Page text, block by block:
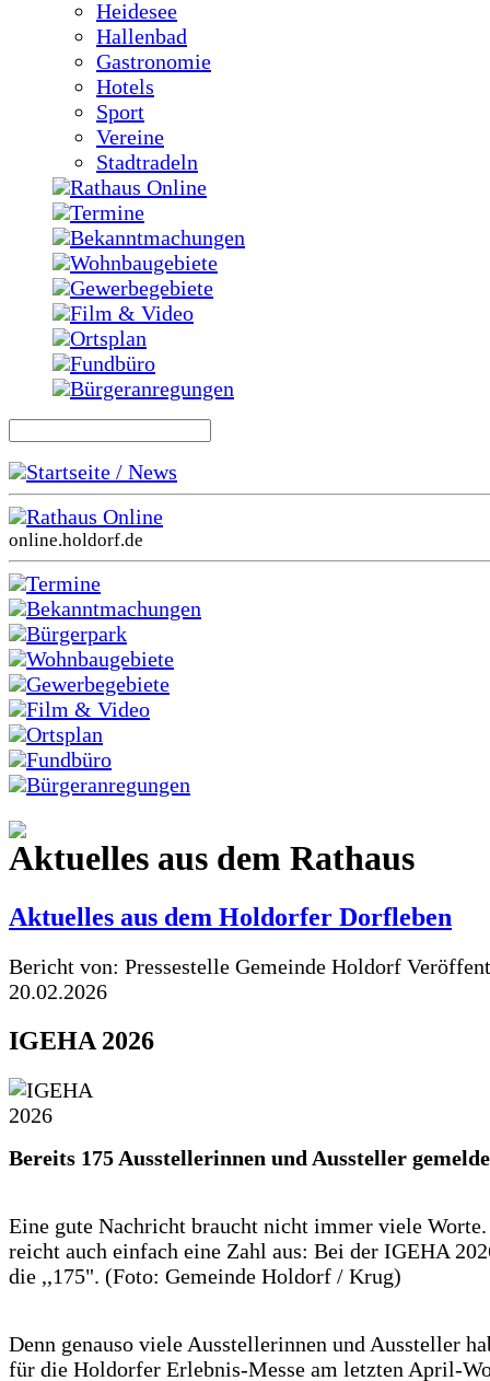
Heidesee
Hallenbad
Gastronomie
Hotels
Sport
Vereine
Stadtradeln
Rathaus Online
Termine
Bekanntmachungen
Wohnbaugebiete
Gewerbegebiete
Film & Video
Ortsplan
Fundbüro
Bürgeranregungen
Startseite / News
Rathaus Online
online.holdorf.de
Termine
Bekanntmachungen
Bürgerpark
Wohnbaugebiete
Gewerbegebiete
Film & Video
Ortsplan
Fundbüro
Bürgeranregungen
Aktuelles aus dem Rathaus
Aktuelles aus dem Holdorfer Dorfleben
Bericht von: Pressestelle Gemeinde Holdorf
20.02.2026
IGEHA 2026
Bereits 175 Ausstellerinnen und Aussteller
Eine gute Nachricht braucht nicht immer viele
reicht auch einfach eine Zahl aus: Bei der IGEHA
die ,,175". (Foto: Gemeinde Holdorf / Krug)
Denn genauso viele Ausstellerinnen und Aussteller
für die Holdorfer Erlebnis-Messe am letzten April-